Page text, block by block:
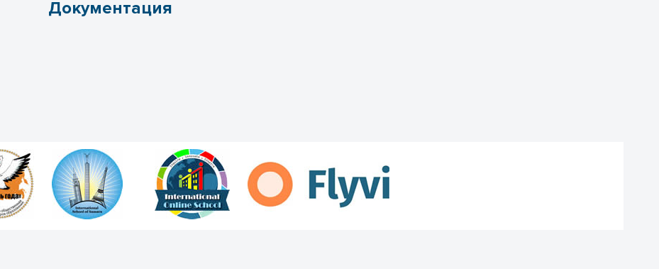
Документация